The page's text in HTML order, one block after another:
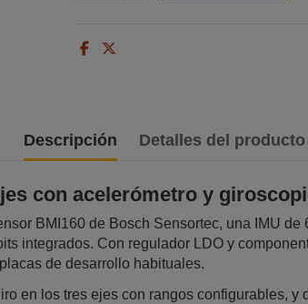
Descripción Detalles del producto
con acelerómetro y
BMI160 de Bosch Sensortec, una IMU
integrados. Con regulador LDO y
de desarrollo habituales.
en los tres ejes con rangos configurables,